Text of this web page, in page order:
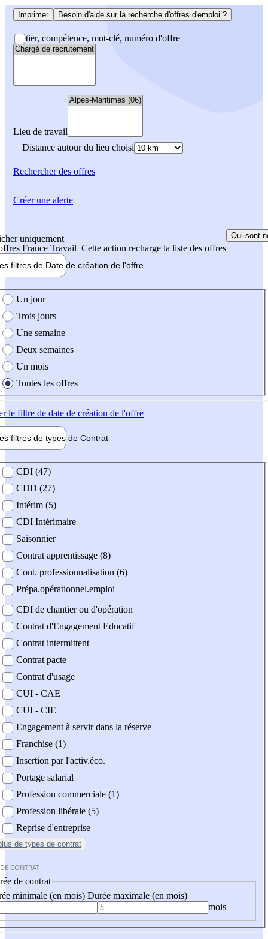
Imprimer Besoin d'aide sur la recherche d'offres d'emploi ?
Métier, compétence, mot-clé, numéro d'offre
Lieu de travail
Distance autour du lieu choisi
Rechercherdes offres
uniquement
France Travail Cette action recharge la liste des offres
Qui sont
filtres de Date de création de l'offre
création de l'offre
Un jour
Trois jours
Une semaine
Deux semaines
Un mois
Toutes les offres
le filtre de date de création de l'offre
filtres de types de Contrat
contrat
CDI (47)
CDD (27)
Intérim (5)
CDI Intérimaire
Saisonnier
Contrat apprentissage (8)
Cont. professionnalisation (6)
Prépa.opérationnel.emploi
CDI de chantier ou d'opération
Contrat d'Engagement Educatif
Contrat intermittent
Contrat pacte
Contrat d'usage
CUI - CAE
CUI - CIE
Engagement à servir dans la réserve
Franchise (1)
Insertion par l'activ.éco.
Portage salarial
Profession commerciale (1)
Profession libérale (5)
Reprise d'entreprise
de types de contrat
CONTRAT
de contrat
minimale (en mois) Durée maximale (en mois)
mois
Créer une alerte